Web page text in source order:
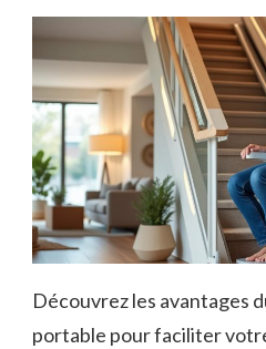
Découvrez les avantages
portable pour faciliter